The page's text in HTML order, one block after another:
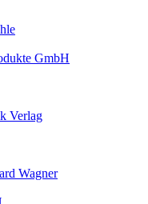
GmbH
Verlag
Wagner